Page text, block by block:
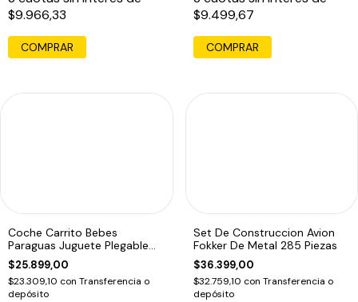
$9.966,33
COMPRAR
$9.499,67
Coche Carrito Bebes
Paraguas Juguete Plegable
Paraguas
$25.899,00
$23.309,10 con Transferencia o
depósito
Set De Construccion Avion
Fokker De Metal 285 Piezas
$36.399,00
$32.759,10 con Transferencia o
depósito